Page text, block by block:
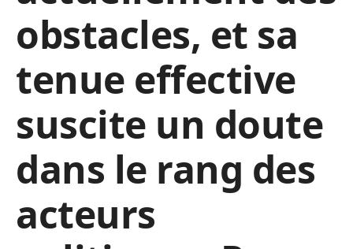
obstacles, et sa
tenue effective
suscite un doute
dans le rang des
acteurs